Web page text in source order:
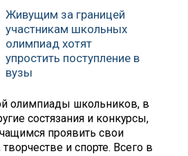
Живущим за границей
участникам школьных
олимпиад хотят
упростить поступление в
вузы
олимпиады школьников, в
состязания и конкурсы,
проявить свои
и спорте. Всего в